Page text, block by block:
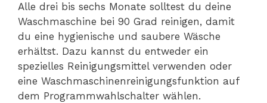
Alle drei bis sechs Monate solltest du deine
Waschmaschine bei 90 Grad reinigen, damit
du eine hygienische und saubere Wäsche
erhältst. Dazu kannst du entweder ein
spezielles Reinigungsmittel verwenden oder
eine Waschmaschinenreinigungsfunktion auf
dem Programmwahlschalter wählen.